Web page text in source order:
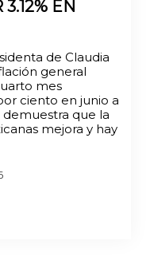
EN
de Claudia
general
mes
ciento en junio a
demuestra que la
mejora y hay